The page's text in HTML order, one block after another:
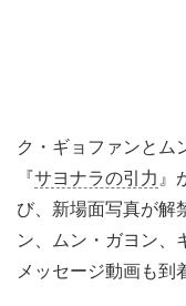
ク・ギョファンとム
『サヨナラの引力 』
び、新場面写真が解
ン、ムン・ガヨン、
メッセージ動画も到